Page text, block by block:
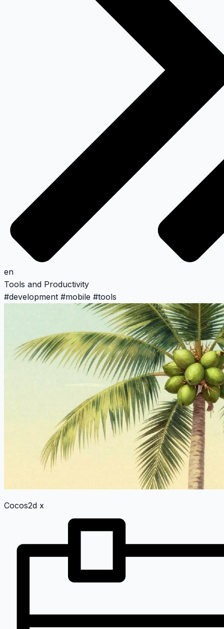
en
Tools and Productivity
#development #mobile #tools
Cocos2d x